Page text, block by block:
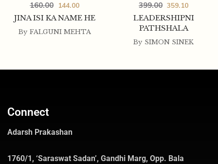
JINA ISI KA NAME HE
160.00 144.00
By FALGUNI MEHTA
LEADERSHIPNI
PATHSHALA
399.00 359.10
By SIMON SINEK
Connect
Adarsh Prakashan
1760/1, ‘Saraswat Sadan’, Gandhi Marg, Opp. Bala